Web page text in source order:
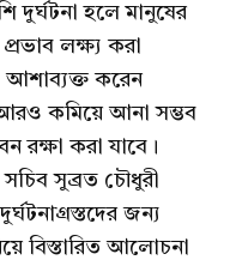
দুর্ঘটনা হলে মানুষের
লক্ষ্য করা
আশাব্যক্ত করেন
কমিয়ে আনা সম্ভব
রক্ষা করা যাবে।
সুব্রত চৌধুরী
জন্য
বিস্তারিত আলোচনা